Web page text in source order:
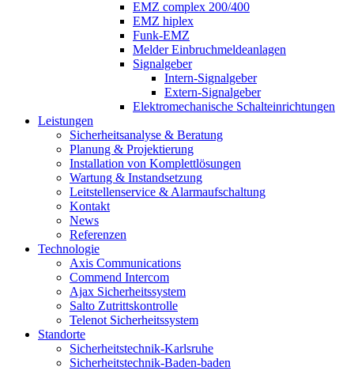
EMZ complex 200/400
EMZ hiplex
Funk-EMZ
Melder Einbruchmeldeanlagen
Signalgeber
Intern-Signalgeber
Extern-Signalgeber
Elektromechanische Schalteinrichtungen
Leistungen
Sicherheitsanalyse & Beratung
Planung & Projektierung​
Installation von Komplettlösungen
Wartung & Instandsetzung
Leitstellenservice & Alarmaufschaltung
Kontakt
News
Referenzen
Technologie
Axis Communications
Commend Intercom
Ajax Sicherheitssystem​
Salto Zutrittskontrolle
Telenot Sicherheitssystem
Standorte
Sicherheitstechnik-Karlsruhe
Sicherheitstechnik-Baden-baden